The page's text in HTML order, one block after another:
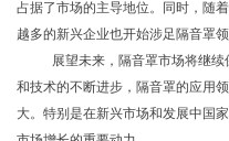
占据了市场的主导地位。同时，随
越多的新兴企业也开始涉足隔音罩
展望未来，隔音罩市场将继
和技术的不断进步，隔音罩的应用
大。特别是在新兴市场和发展中国